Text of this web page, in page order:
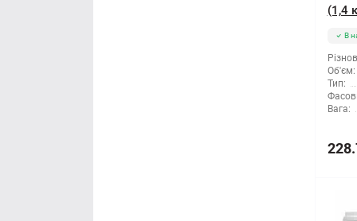
(1,4
В
Об'єм:
Тип:
Вага: